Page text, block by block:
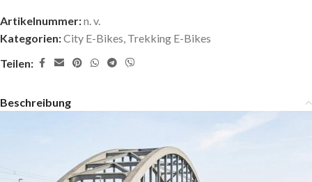
Artikelnummer:n. v.
Kategorien:City E-Bikes, Trekking E-Bikes
Teilen:
Beschreibung